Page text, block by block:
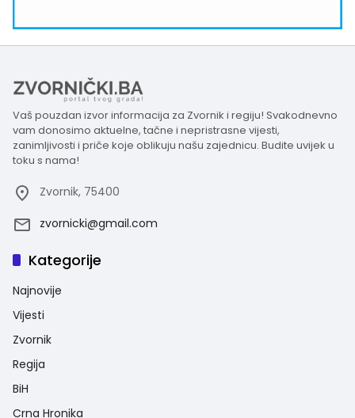
Vaš pouzdan izvor informacija za Zvornik i regiju! Svakodnevno
vam donosimo aktuelne, tačne i nepristrasne vijesti,
zanimljivosti i priče koje oblikuju našu zajednicu. Budite uvijek u
toku s nama!
Zvornik, 75400
zvornicki@gmail.com
Kategorije
Najnovije
Vijesti
Zvornik
Regija
BiH
Crna Hronika